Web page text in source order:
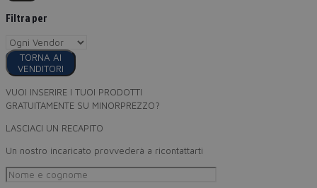
Filtra per
TORNA AI
VENDITORI
VUOI INSERIRE I TUOI PRODOTTI
GRATUITAMENTE SU MINORPREZZO?
LASCIACI UN RECAPITO
Un nostro incaricato provvederà a ricontattarti